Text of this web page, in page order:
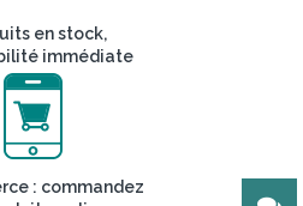
en stock,
immédiate
: commandez